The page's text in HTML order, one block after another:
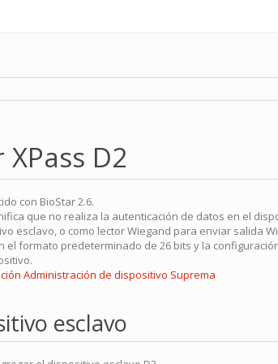
D2
con BioStar 2.6.
que no realiza la autenticación de datos en el
esclavo, o como lector Wiegand para enviar salida
el formato predeterminado de 26 bits y la
Administración de dispositivo Suprema
esclavo